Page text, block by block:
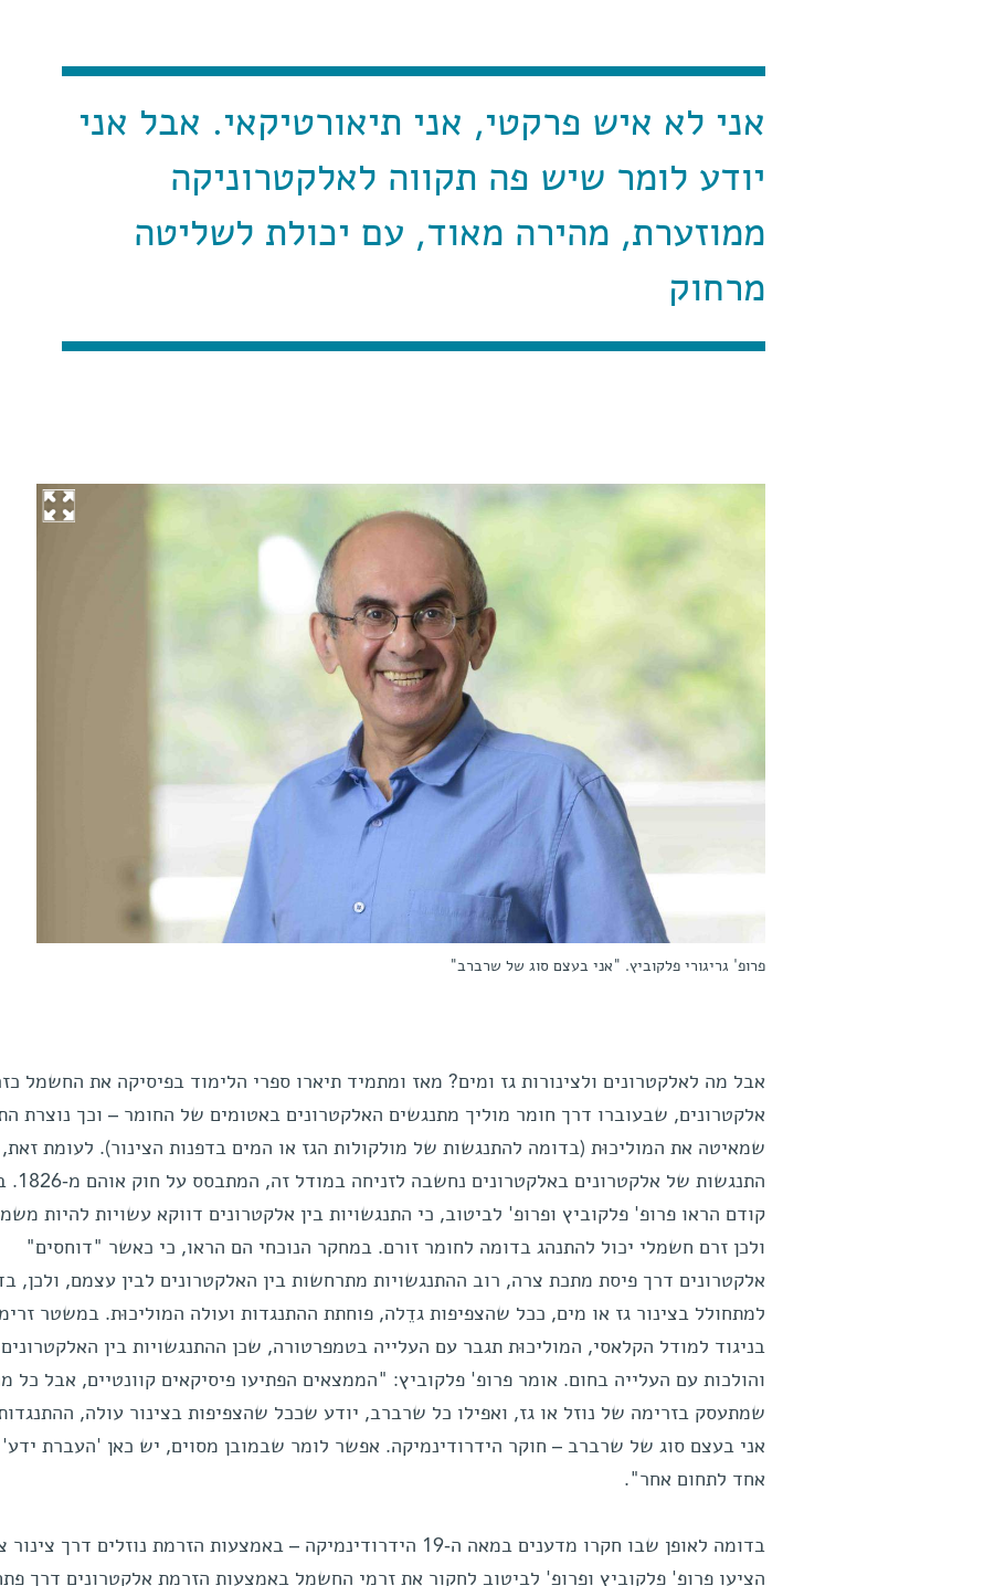
אני לא איש פרקטי, אני תיאורטיקאי. אבל אני
יודע לומר שיש פה תקווה לאלקטרוניקה
ממוזערת, מהירה מאוד, עם יכולת לשליטה
מרחוק
פרופ' גריגורי פלקוביץ. "אני בעצם סוג של שרברב"
אבל מה לאלקטרונים ולצינורות גז ומים? מאז ומתמיד תיארו ספרי הלימוד בפיסיקה את החשמל
אלקטרונים, שבעוברו דרך חומר מוליך מתנגשים האלקטרונים באטומים של החומר – וכך נוצרת
שמאיטה את המוליכוּת (בדומה להתנגשות של מולקולות הגז או המים בדפנות הצינור). לעומת זאת,
התנגשות של
קודם הראו פרופ' פלקוביץ ופרופ' לביטוב, כי התנגשויות בין אלקטרונים דווקא עשויות להיות
ולכן זרם חשמלי יכול להתנהג בדומה לחומר זורם. במחקר הנוכחי הם הראו, כי כאשר "דוחסים"
אלקטרונים דרך פיסת מתכת צרה, רוב ההתנגשויות מתרחשות בין האלקטרונים לבין עצמם, ולכן,
למתחולל בצינור גז או מים, ככל שהצפיפות גדֵלה, פוחתת ההתנגדות ועולה המוליכוּת. במשטר
בניגוד למודל הקלאסי, המוליכוּת תגבר עם העלייה בטמפרטורה, שכן ההתנגשויות בין האלקטרונים
והולכות עם העלייה בחום. אומר פרופ' פלקוביץ: "הממצאים הפתיעו פיסיקאים קוונטיים, אבל כל
שמתעסק בזרימה של נוזל או גז, ואפילו כל שרברב, יודע שככל שהצפיפות בצינור עולה,
אני בעצם סוג של שרברב – חוקר הידרודינמיקה. אפשר לומר שבמובן מסוים, יש כאן 'העברת
אחד לתחום אחר".
בדומה לאופן שבו חקרו מדענים במאה ה-19 הידרודינמיקה – באמצעות הזרמת נוזלים דרך
הציעו פרופ' פלקוביץ ופרופ' לביטוב לחקור את זרמי החשמל באמצעות הזרמת אלקטרונים דרך